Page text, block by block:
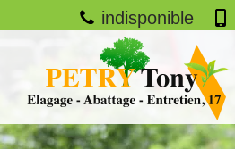
indisponible